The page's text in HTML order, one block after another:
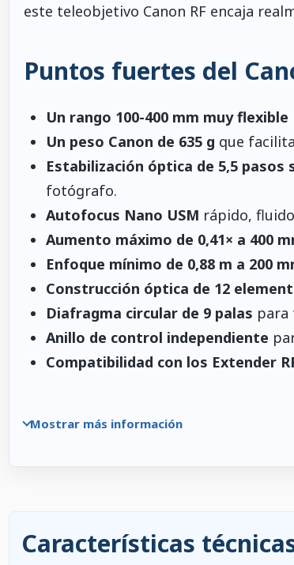
este teleobjetivo Canon RF encaja
Puntos fuertes del
Un rango 100-400 mm muy flexible
Un peso Canon de 635 g que
Estabilización óptica de 5,5 pasos
fotógrafo.
Autofocus Nano USM rápido,
Aumento máximo de 0,41× a 400
Enfoque mínimo de 0,88 m a 200
Construcción óptica de 12
Diafragma circular de 9 palas para
Anillo de control independiente
Compatibilidad con los Extender
Mostrar más información
Características